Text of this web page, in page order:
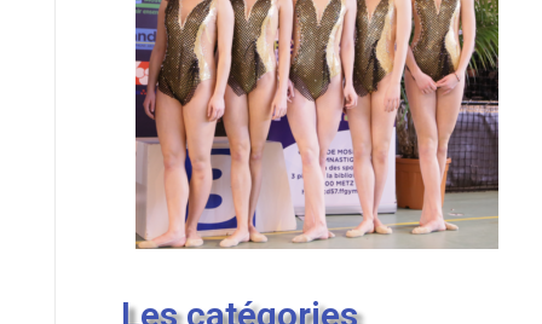
Les catégories